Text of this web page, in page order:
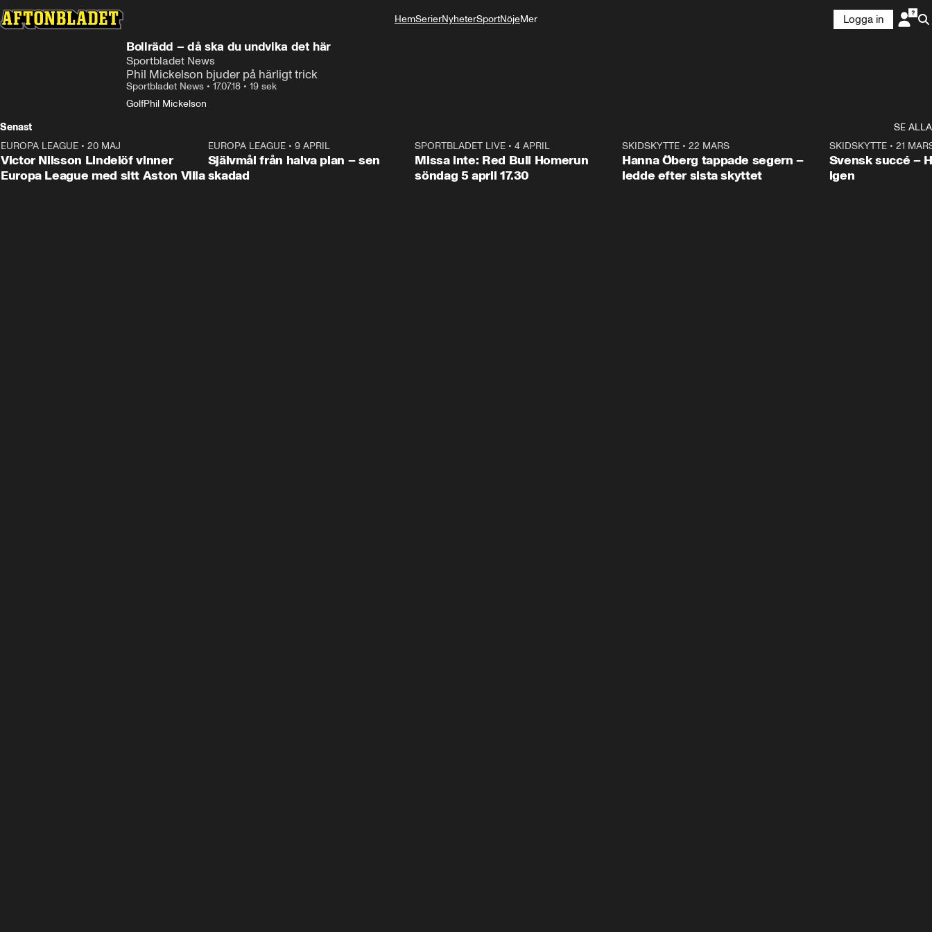
HemSerierNyheterSportNöjeMer
Logga in
Bollrädd – då ska du undvika det här
Sportbladet News
Phil Mickelson bjuder på härligt trick
Sportbladet News • 17.07.18 • 19 sek
GolfPhil Mickelson
Senast
SE ALLA
EUROPA LEAGUE • 20 MAJ
Victor Nilsson Lindelöf vinner
Europa League med sitt Aston Villa
1:03
EUROPA LEAGUE• 9 APRIL
Självmål från halva plan – sen
skadad
SPORTBLADET LIVE •4 APRIL
Missa inte: Red Bull Homerun
söndag 5 april 17.30
SKIDSKYTTE• 22 MARS
Hanna Öberg tappade segern –
ledde efter sista skyttet
SKIDSKYTTE• 21
Svensk succé –
igen